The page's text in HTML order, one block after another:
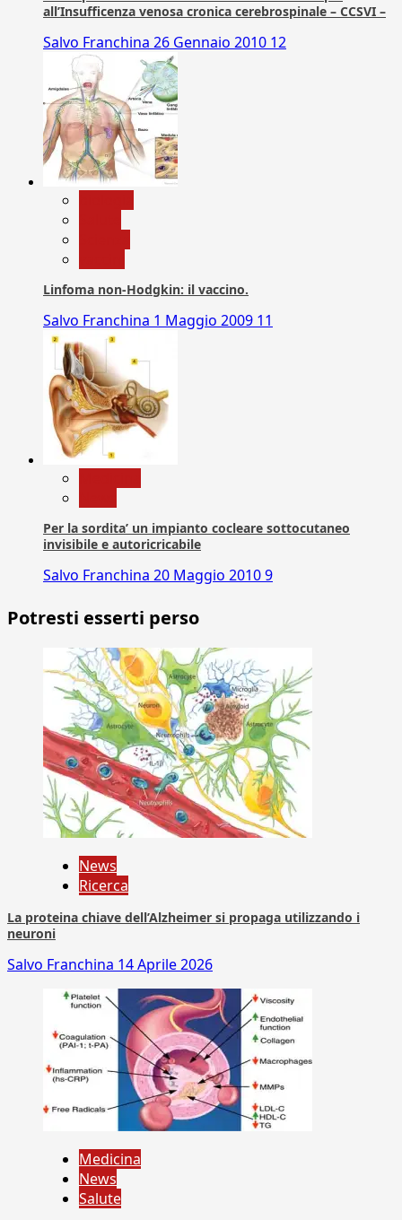
all’Insufficenza venosa cronica cerebrospinale – CCSVI –
Salvo Franchina 26 Gennaio 2010 12
Linfoma non-Hodgkin: il vaccino.
Salvo Franchina 1 Maggio 2009 11
Per la sordita’ un impianto cocleare sottocutaneo
invisibile e autoricricabile
Salvo Franchina 20 Maggio 20109
Potresti esserti perso
News
Ricerca
La proteina chiave dell’Alzheimer si propaga utilizzando i
neuroni
Salvo Franchina 14 Aprile 2026
Medicina
News
Salute